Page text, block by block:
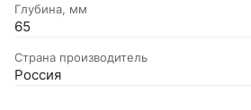
Глубина, мм
65
Страна производитель
Россия